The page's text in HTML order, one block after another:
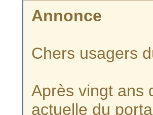
Annonce
Chers usagers
Après vingt ans
actuelle du